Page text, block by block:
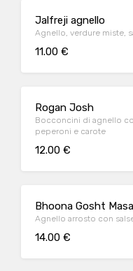
Jalfreji agnello
Agnello, verdure miste,
11.00 €
Rogan Josh
Bocconcini di agnello
peperoni e carote
12.00 €
Bhoona Gosht
Agnello arrosto con
14.00 €